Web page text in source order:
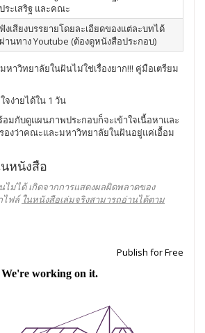
ประเสริฐ และคณะ
ฟังเสียงบรรยายโดยละเอียดของแต่ละบทได้
ผ่านทาง Youtube (ต้องดูหนังสือประกอบ)
าวิทยาลัยในฝันไม่ใช่เรื่องยาก!!! คู่มือเตรียม
จง่ายได้ใน 1 วัน
อมกับดูแผนภาพประกอบก็จะเข้าใจเนื้อหาและ
องว่าคณะและมหาวิทยาลัยในฝันอยู่แค่เอื้อม
หนังสือ
ม่ได้ เกิดจากการแสดงผลผิดพลาดของ
ไฟล์ ในหนังสือเล่มจริงสามารถอ่านได้ตาม
Publish for Free